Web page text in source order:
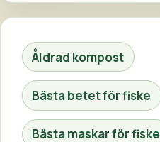
Åldrad kompost
Bästa betet för fiske
Bästa maskar för fiske